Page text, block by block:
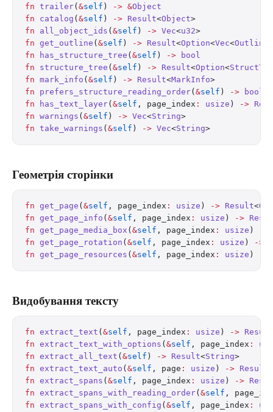
fn trailer( &self ) -> &Object
fn catalog ( &self ) -> Result<Object>
fn all_object_ids ( &self ) -> Vec<u32>
fn get_outline ( &self ) -> Result<Option<Vec<
fn has_structure_tree ( &self ) -> bool
fn structure_tree ( &self ) -> Result<Option<
fn mark_info ( &self ) -> Result<MarkInfo>
fn prefers_structure_reading_order( &self ) -> bool
fn has_text_layer( &self , page_index : usize ) ->
fn warnings ( &self ) -> Vec<String>
fn take_warnings ( &self ) -> Vec<String>
Геометрія сторінки
fn get_page ( &self , page_index : usize ) -> Result<
fn get_page_info ( &self , page_index : usize ) ->
fn get_page_media_box ( &self , page_index : usize )
fn get_page_rotation ( &self , page_index : usize ) ->
fn get_page_resources ( &self , page_index : usize )
Видобування тексту
fn extract_text ( &self , page_index : usize ) -> Result
fn extract_text_with_options ( &self , page_index :
fn extract_all_text ( &self ) -> Result<String>
fn extract_text_auto ( &self , page : usize ) -> Result
fn extract_spans ( &self , page_index : usize ) ->
fn extract_spans_with_reading_order( &self ,
fn extract_spans_with_config ( &self , page_index :